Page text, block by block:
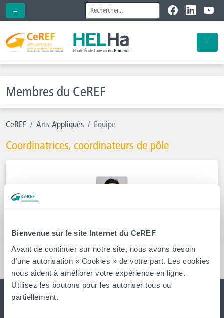
Bienvenue sur le site Internet du CeREF
Avant de continuer sur notre site, nous avons besoin
d’une autorisation « Cookies » de votre part. Les cookies
nous aident à améliorer votre expérience en ligne.
Utilisez les boutons pour les autoriser tous ou
partiellement.
Membres du CeREF
CeREF Arts-Appliqués Equipe
Coordinatrices, coordinateurs de pôle